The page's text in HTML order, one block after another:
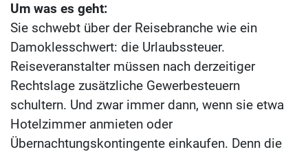
Um was es geht:
Sie schwebt über der Reisebranche wie ein
Damoklesschwert: die Urlaubssteuer.
Reiseveranstalter müssen nach derzeitiger
Rechtslage zusätzliche Gewerbesteuern
schultern. Und zwar immer dann, wenn sie etwa
Hotelzimmer anmieten oder
Übernachtungskontingente einkaufen. Denn die